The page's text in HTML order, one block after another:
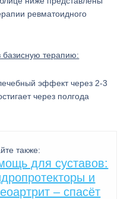
ревматоидного
терапию:
эффект через 2-3
через полгода
также:
для суставов:
и
– спасёт